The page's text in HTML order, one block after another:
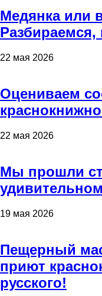
Медянка или
Разбираемся,
22 мая 2026
Оцениваем
22 мая 2026
Мы прошли
19 мая 2026
Пещерный
приют
русского!